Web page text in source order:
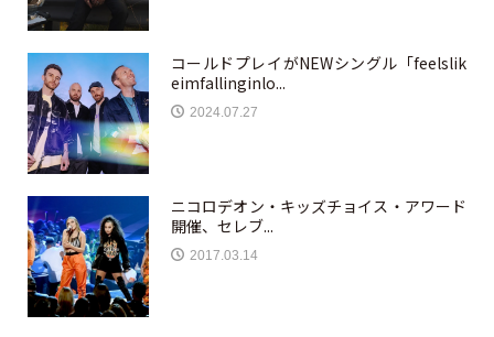
コールドプレイがNEWシングル「feelslik
eimfallinginlo...
2024.07.27
ニコロデオン・キッズチョイス・アワード
開催、セレブ...
2017.03.14